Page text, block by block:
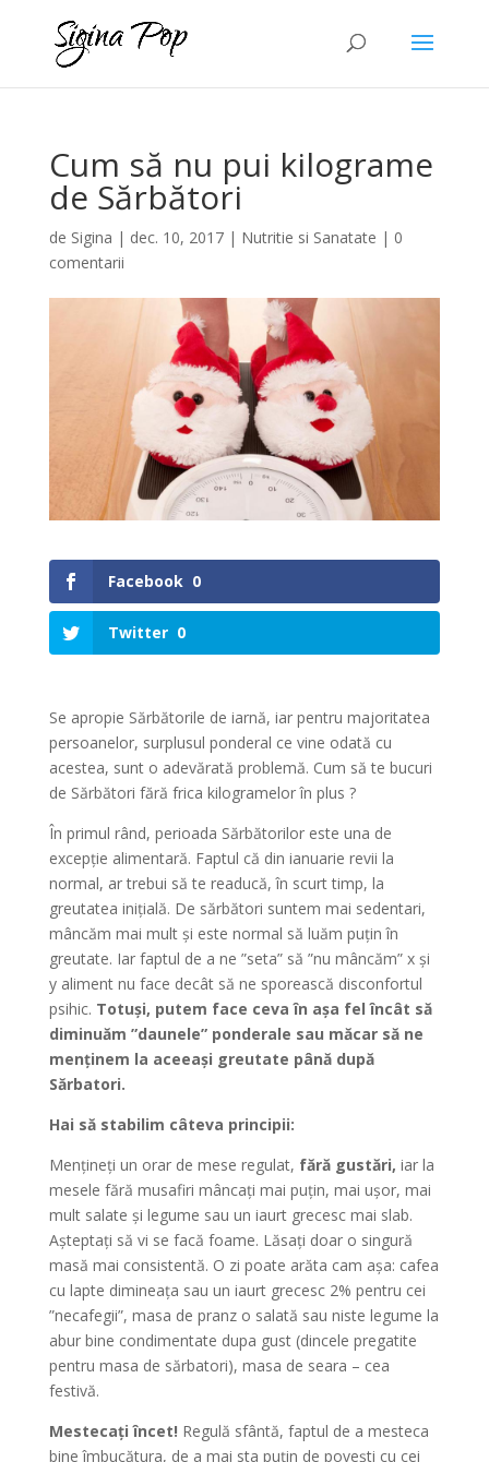
Cum să nu pui kilograme
de Sărbători
de Sigina | dec. 10, 2017| Nutritie si Sanatate | 0
comentarii
Facebook 0
Twitter 0
Se apropie Sărbătorile de iarnă, iar pentru majoritatea
persoanelor, surplusul ponderal ce vine odată cu
acestea, sunt o adevărată problemă. Cum să te bucuri
de Sărbători fără frica kilogramelor în plus ?
În primul rând, perioada Sărbătorilor este una de
excepție alimentară. Faptul că din ianuarie revii la
normal, ar trebui să te readucă, în scurt timp, la
greutatea inițială. De sărbători suntem mai sedentari,
mâncăm mai mult și este normal să luăm puțin în
greutate. Iar faptul de a ne ”seta” să ”nu mâncăm” x și
y aliment nu face decât să ne sporească disconfortul
psihic. Totuși, putem face ceva în așa fel încât să
diminuăm ”daunele” ponderale sau măcar să ne
menținem la aceeași greutate până după
Sărbatori.
Hai să stabilim câteva principii:
Mențineți un orar de mese regulat, fără gustări, iar la
mesele fără musafiri mâncați mai puțin, mai ușor, mai
mult salate și legume sau un iaurt grecesc mai slab.
Așteptați să vi se facă foame. Lăsați doar o singură
masă mai consistentă. O zi poate arăta cam așa: cafea
cu lapte dimineața sau un iaurt grecesc 2% pentru cei
”necafegii”, masa de pranz o salată sau niste legume la
abur bine condimentate dupa gust (dincele pregatite
pentru masa de sărbatori), masa de seara – cea
festivă.
Mestecați încet! Regulă sfântă, faptul de a mesteca
bine îmbucătura, de a mai sta puțin de povești cu cei